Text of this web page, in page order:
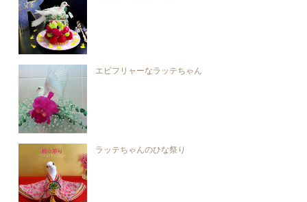
エビフリャーなラッテちゃん
ラッテちゃんのひな祭り